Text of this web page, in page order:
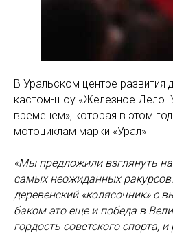
В Уральском центре развития
кастом-шоу «Железное Дело.
временем», которая в этом
мотоциклам марки «Урал»
«Мы предложили взглянуть
самых неожиданных
деревенский «колясочник» с
баком это еще и победа в
гордость советского спорта,